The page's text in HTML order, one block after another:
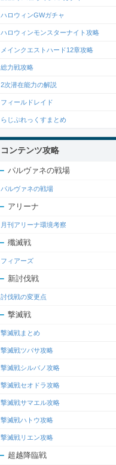
ハロウィンGWガチャ
ハロウィンモンスターナイト攻略
メインクエストハード12章攻略
総力戦攻略
2次潜在能力の解説
フィールドレイド
らじぷれっくすまとめ
コンテンツ攻略
パルヴァネの戦場
パルヴァネの戦場
アリーナ
月刊アリーナ環境考察
殲滅戦
フィアーズ
新討伐戦
討伐戦の変更点
撃滅戦
撃滅戦まとめ
撃滅戦ツバサ攻略
撃滅戦シルバノ攻略
撃滅戦セオドラ攻略
撃滅戦サマエル攻略
撃滅戦ハトウ攻略
撃滅戦リエン攻略
超越降臨戦